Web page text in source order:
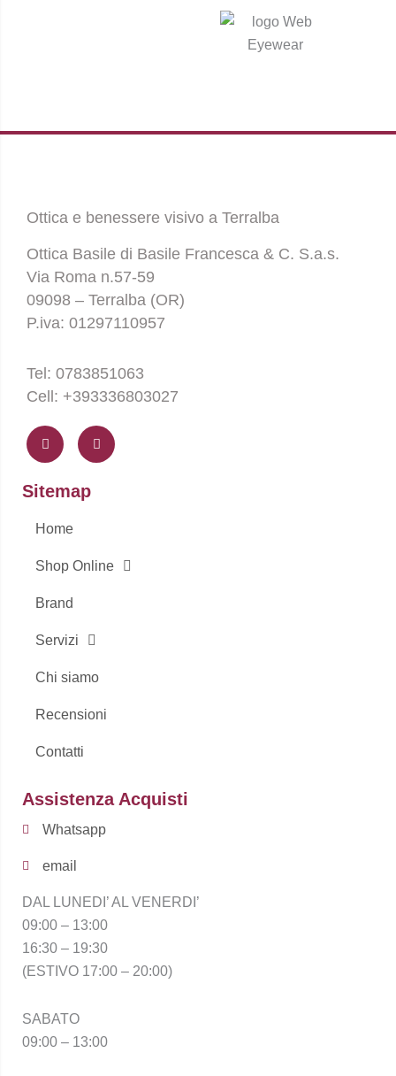
Ottica e benessere visivo a Terralba
Ottica Basile di Basile Francesca & C. S.a.s.
Via Roma n.57-59
09098 – Terralba (OR)
P.iva: 01297110957
Tel: 0783851063
Cell: +393336803027
a
c
e
b
o
-
f
n
s
t
a
Sitemap
Home
Shop Online
Brand
Servizi
Chi siamo
Recensioni
Contatti
Assistenza Acquisti
Whatsapp
email
DAL LUNEDI’ AL VENERDI’
09:00 – 13:00
16:30 – 19:30
(ESTIVO 17:00 – 20:00)
SABATO
09:00 – 13:00